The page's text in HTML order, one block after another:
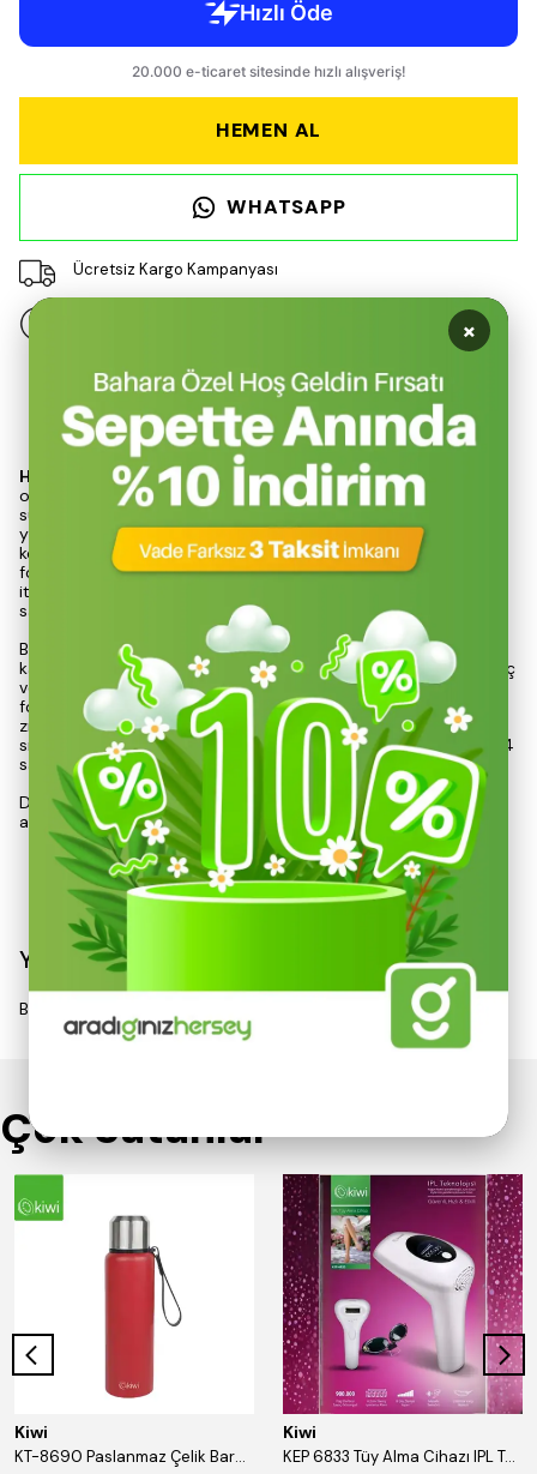
HEMEN AL
WHATSAPP
Ücretsiz Kargo Kampanyası
Ürün Açıklaması
Hemel Prime Vernik Bal 0,75 lt, su bazlı koruyucu vernik
olarak, dış mekan uygulamaları için üstün bir çözüm
sunmaktadır. UV ışınlarına, nem ve diğer dış etkenlere karşı
yüksek dayanıklılık gösteren bu ürün, ahşap yüzeylerin
korunmasında etkili bir performans sergilemektedir. Kurşunsuz
formülü ile çevre dostu bir seçenek sunarken, mükemmel su
iticilik özelliği sayesinde yüzeylerin uzun ömürlü olmasını
sağlamaktadır.
Bu vernik, kapı ve pencere doğramaları, panjurlar, cephe
kaplamaları, çitler, pergolalar ve balkon korkulukları gibi çeşitli iç
ve dış cephe yüzeylerinde kullanılabilmektedir. Kullanıma hazır
formülü, uygulama sürecini kolaylaştırırken, 80/120 no’lu
zımpara kağıdı ile yüzey hazırlığı gerektirmektedir. Uygulama
sırasında, iki kat halinde fırça ile sürülmesi ve katlar arasında 24
saat beklenmesi önerilmektedir.
Düzenli bakım işlemleri, verniğin performansını artırmakta ve
ahşap yüzeylerin korunmasını sağlamaktadır. Her iki yılda bir
Devamını Göster
Yorumlar
Bu ürün için henüz yorum yapılmamış.
Çok Satanlar
Kiwi
KT-8690 Paslanmaz Çelik Bardaklı 750 Ml Termos Kırmızı
Kiwi
KEP 6833 Tüy Alma Cihazı IPL Teknolojisi
×